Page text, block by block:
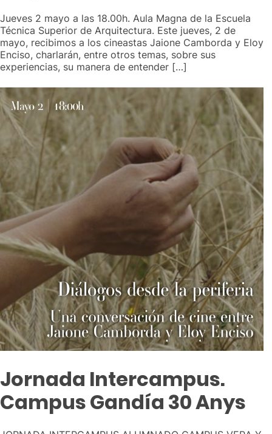
Jueves 2 mayo a las 18.00h. Aula Magna de la Escuela
Técnica Superior de Arquitectura. Este jueves, 2 de
mayo, recibimos a los cineastas Jaione Camborda y Eloy
Enciso, charlarán, entre otros temas, sobre sus
experiencias, su manera de entender […]
Jornada Intercampus.
Campus Gandía 30 Anys